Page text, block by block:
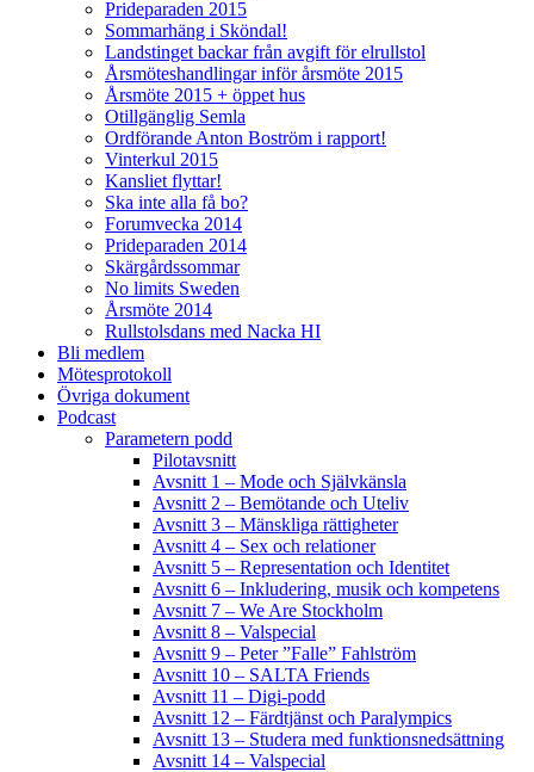
Prideparaden 2015
Sommarhäng i Sköndal!
Landstinget backar från avgift för elrullstol
Årsmöteshandlingar inför årsmöte 2015
Årsmöte 2015 + öppet hus
Otillgänglig Semla
Ordförande Anton Boström i rapport!
Vinterkul 2015
Kansliet flyttar!
Ska inte alla få bo?
Forumvecka 2014
Prideparaden 2014
Skärgårdssommar
No limits Sweden
Årsmöte 2014
Rullstolsdans med Nacka HI
Bli medlem
Mötesprotokoll
Övriga dokument
Podcast
Parametern podd
Pilotavsnitt
Avsnitt 1 – Mode och Självkänsla
Avsnitt 2 – Bemötande och Uteliv
Avsnitt 3 – Mänskliga rättigheter
Avsnitt 4 – Sex och relationer
Avsnitt 5 – Representation och Identitet
Avsnitt 6 – Inkludering, musik och kompetens
Avsnitt 7 – We Are Stockholm
Avsnitt 8 – Valspecial
Avsnitt 9 – Peter ”Falle” Fahlström
Avsnitt 10 – SALTA Friends
Avsnitt 11 – Digi-podd
Avsnitt 12 – Färdtjänst och Paralympics
Avsnitt 13 – Studera med funktionsnedsättning
Avsnitt 14 – Valspecial